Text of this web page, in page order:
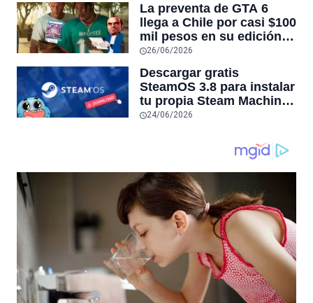
La preventa de GTA 6
llega a Chile por casi $100
mil pesos en su edición
física sin disco, un 25%
de Rockstar de $80
dólares
26/06/2026
Descargar gratis
SteamOS 3.8 para instalar
tu propia Steam Machine
en tu PC
24/06/2026